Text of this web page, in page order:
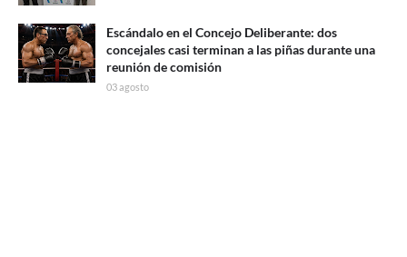
Escándalo en el Concejo Deliberante: dos
concejales casi terminan a las piñas durante una
reunión de comisión
03 agosto